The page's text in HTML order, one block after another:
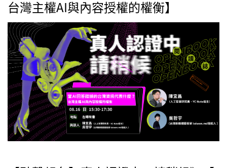
台灣主權AI與內容授權的權衡】